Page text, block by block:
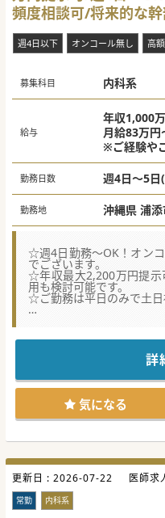
頻度相談可/将来的な
す。
週4日以下 オンコール無し 高
募集科目 内科系
給与
年収1,000
月給83万円
※ご経験や
否等に応じ
勤務日数 週4日～5日
勤務地 沖縄県
☆週4日勤務～OK！オン
でございます。
☆年収最大2,200万円提示
用も検討可能です。
☆ご勤務は平日のみで土日
援診療所での常勤医師募
ワークライフバランスを
境が特徴的でございます。
今回、将来的な幹部候補
営を学ぶ事も出来る環境
ご興味ございましたらま
#秋入職可
詳
気になる
更新日 : 2026-07-22 医師求
常勤 内科系